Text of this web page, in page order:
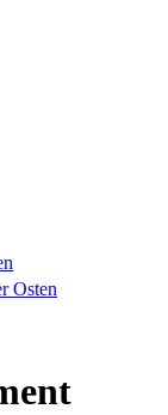
Osten